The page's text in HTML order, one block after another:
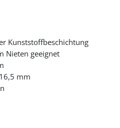
Kunststoffbeschichtung
Nieten geeignet
mm